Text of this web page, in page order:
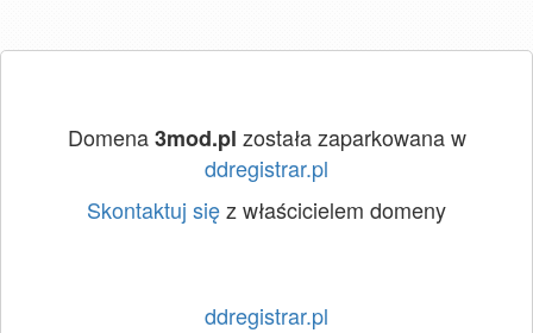
Domena3mod.pl została zaparkowana w
ddregistrar.pl
Skontaktuj sięz właścicielem domeny
ddregistrar.pl